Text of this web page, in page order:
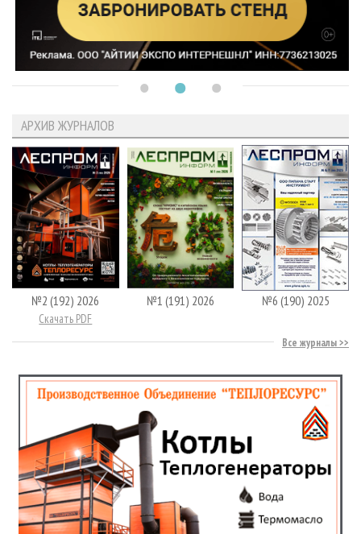
АРХИВ ЖУРНАЛОВ
№2 (192) 2026
Скачать PDF
№1 (191) 2026 №6 (190) 2025
Все журналы